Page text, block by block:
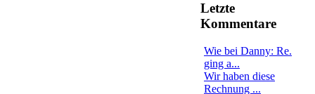
Letzte
Kommentare
Wie bei Danny: Re.
ging a...
Wir haben diese
Rechnung ...